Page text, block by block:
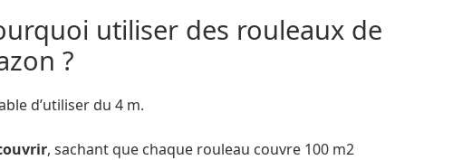
utiliser des rouleaux de
?
d’utiliser du 4 m.
, sachant que chaque rouleau couvre 100 m2